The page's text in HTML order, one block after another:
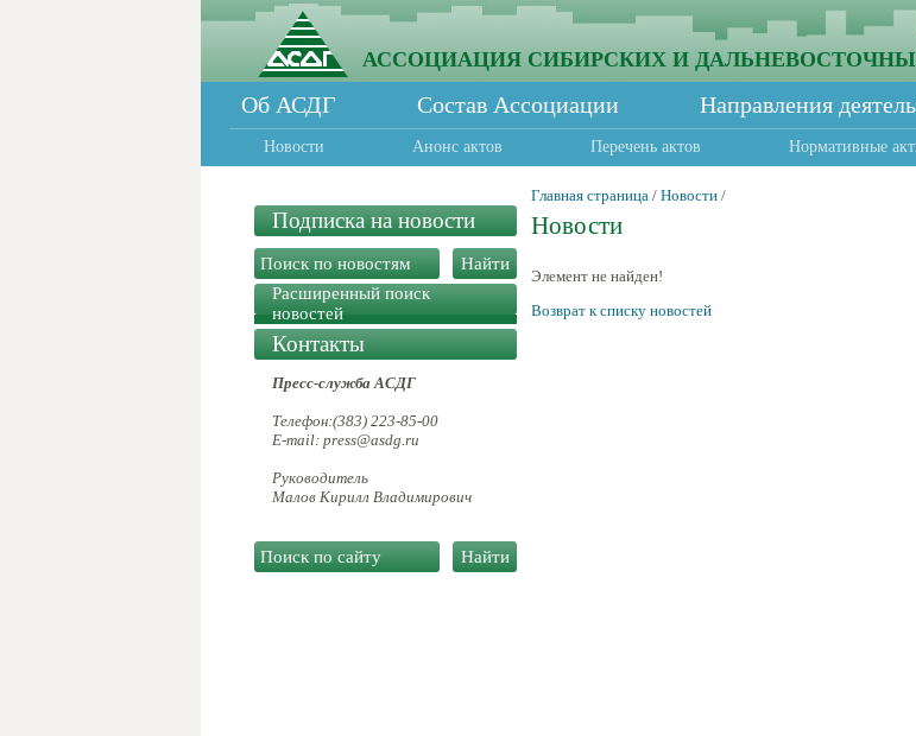
АССОЦИАЦИЯ СИБИРСКИХ И
Об АСДГ Состав Ассоциации Направления
Новости Анонс актов Перечень актов Нормативные
Подписка на новости
Расширенный поиск
новостей
Контакты
Пресс-служба АСДГ
Телефон:(383) 223-85-00
E-mail: press@asdg.ru
Руководитель
Малов Кирилл Владимирович
Главная страница / Новости /
Новости
Элемент не найден!
Возврат к списку новостей